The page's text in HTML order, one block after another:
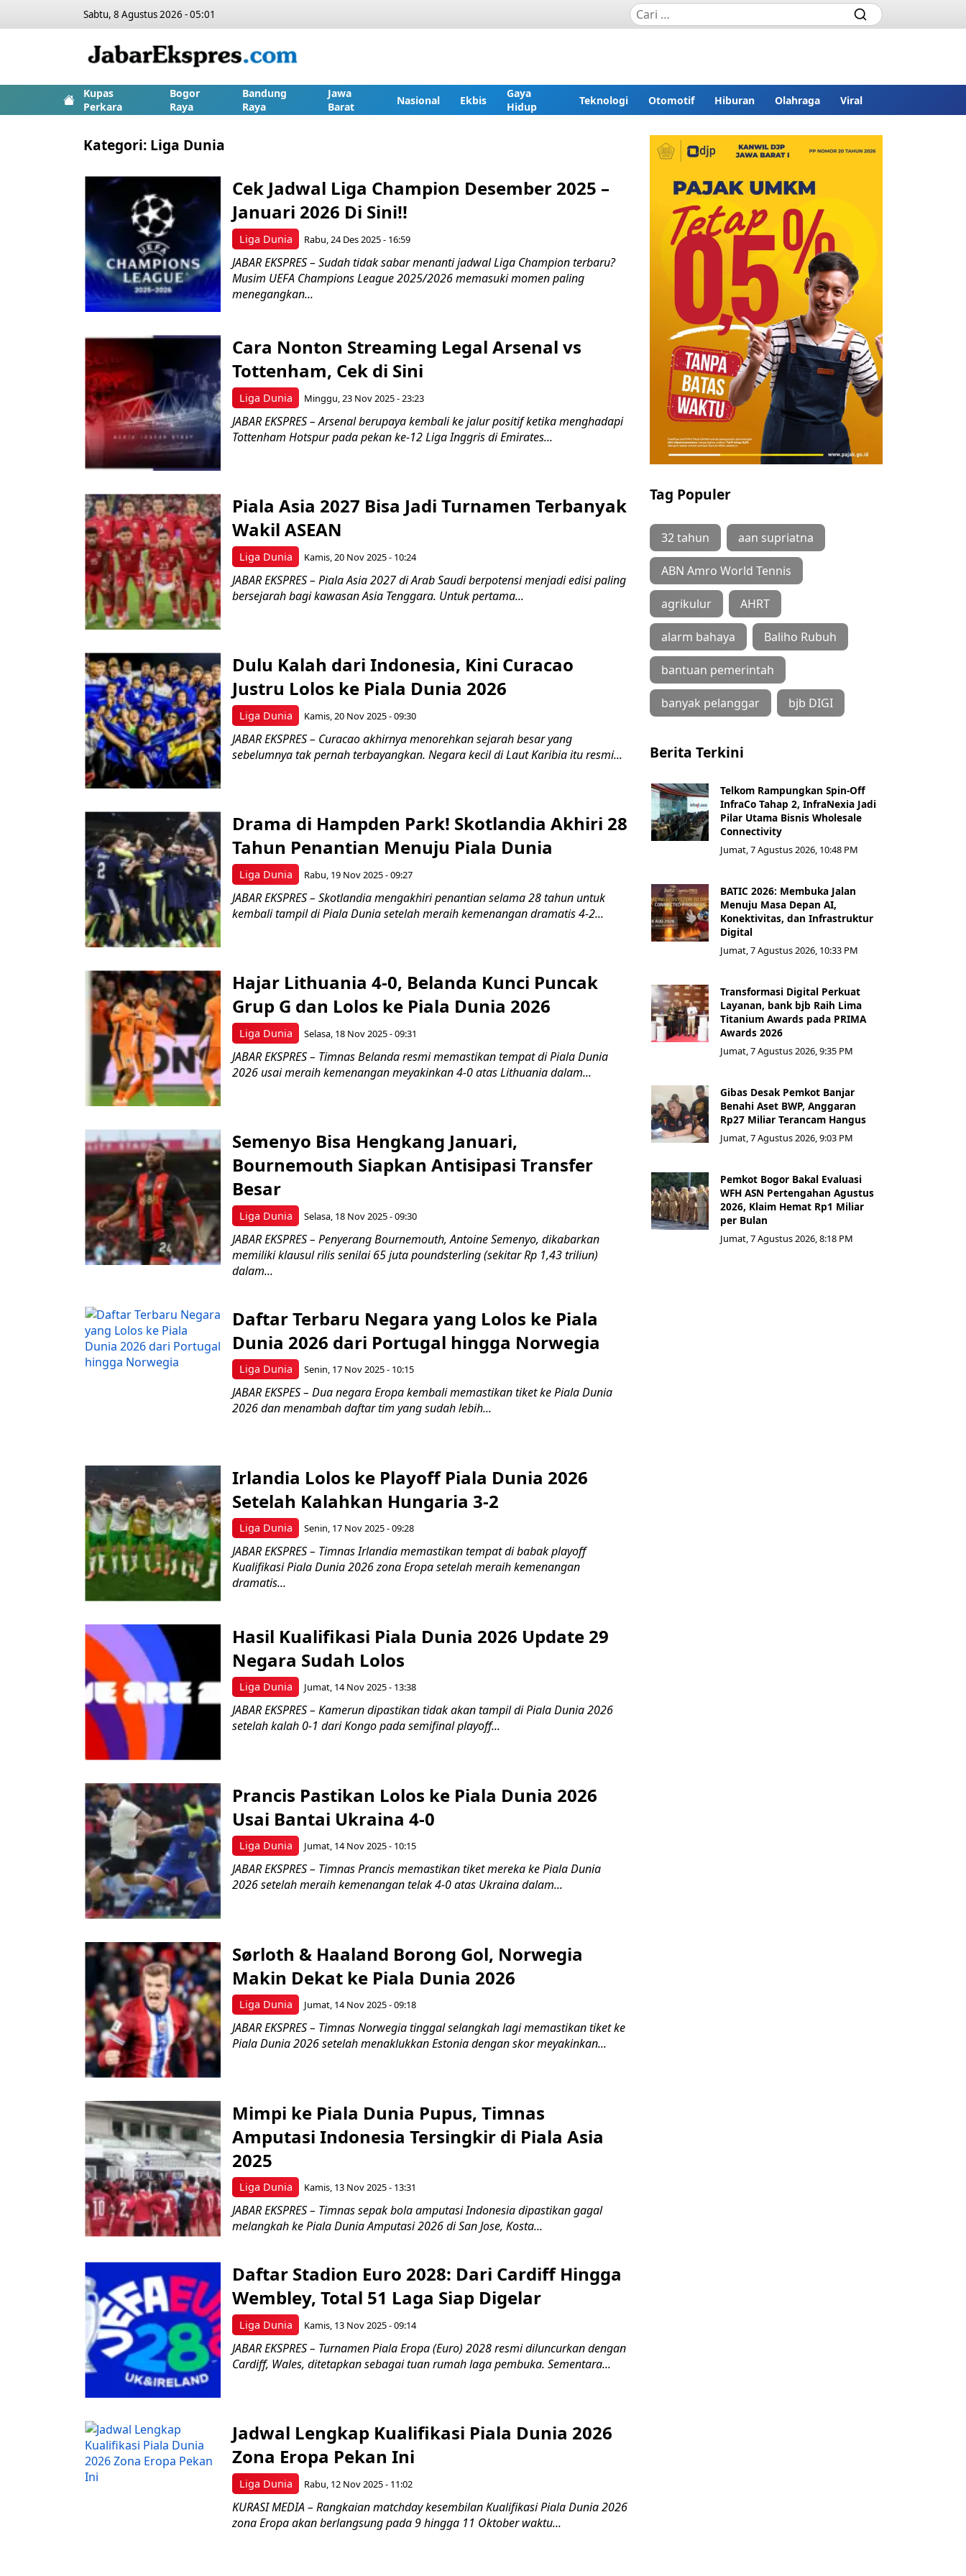
Sabtu, 8 Agustus 2026 - 05:01
Kupas
Perkara
Bogor
Raya
Bandung
Raya
Jawa
Barat
Nasional Ekbis
Gaya
Hidup
Teknologi Otomotif Hiburan Olahraga Viral
Kategori: Liga Dunia
Liga Dunia
Cek Jadwal Liga Champion Desember 2025 –
Januari 2026 Di Sini!!
Rabu, 24 Des 2025 - 16:59
JABAR EKSPRES – Sudah tidak sabar menanti jadwal Liga Champion terbaru?
Musim UEFA Champions League 2025/2026 memasuki momen paling
menegangkan...
Liga Dunia
Cara Nonton Streaming Legal Arsenal vs
Tottenham, Cek di Sini
Minggu, 23 Nov 2025 - 23:23
JABAR EKSPRES – Arsenal berupaya kembali ke jalur positif ketika menghadapi
Tottenham Hotspur pada pekan ke-12 Liga Inggris di Emirates...
Liga Dunia
Piala Asia 2027 Bisa Jadi Turnamen Terbanyak
Wakil ASEAN
Kamis, 20 Nov 2025 - 10:24
JABAR EKSPRES – Piala Asia 2027 di Arab Saudi berpotensi menjadi edisi paling
bersejarah bagi kawasan Asia Tenggara. Untuk pertama...
Liga Dunia
Dulu Kalah dari Indonesia, Kini Curacao
Justru Lolos ke Piala Dunia 2026
Kamis, 20 Nov 2025 - 09:30
JABAR EKSPRES – Curacao akhirnya menorehkan sejarah besar yang
sebelumnya tak pernah terbayangkan. Negara kecil di Laut Karibia itu resmi...
Liga Dunia
Drama di Hampden Park! Skotlandia Akhiri 28
Tahun Penantian Menuju Piala Dunia
Rabu, 19 Nov 2025 - 09:27
JABAR EKSPRES – Skotlandia mengakhiri penantian selama 28 tahun untuk
kembali tampil di Piala Dunia setelah meraih kemenangan dramatis 4-2...
Liga Dunia
Hajar Lithuania 4-0, Belanda Kunci Puncak
Grup G dan Lolos ke Piala Dunia 2026
Selasa, 18 Nov 2025 - 09:31
JABAR EKSPRES – Timnas Belanda resmi memastikan tempat di Piala Dunia
2026 usai meraih kemenangan meyakinkan 4-0 atas Lithuania dalam...
Liga Dunia
Semenyo Bisa Hengkang Januari,
Bournemouth Siapkan Antisipasi Transfer
Besar
Selasa, 18 Nov 2025 - 09:30
JABAR EKSPRES – Penyerang Bournemouth, Antoine Semenyo, dikabarkan
memiliki klausul rilis senilai 65 juta poundsterling (sekitar Rp 1,43 triliun)
dalam...
Liga Dunia
Daftar Terbaru Negara yang Lolos ke Piala
Dunia 2026 dari Portugal hingga Norwegia
Senin, 17 Nov 2025 - 10:15
JABAR EKSPES – Dua negara Eropa kembali memastikan tiket ke Piala Dunia
2026 dan menambah daftar tim yang sudah lebih...
Liga Dunia
Irlandia Lolos ke Playoff Piala Dunia 2026
Setelah Kalahkan Hungaria 3-2
Senin, 17 Nov 2025 - 09:28
JABAR EKSPRES – Timnas Irlandia memastikan tempat di babak playoff
Kualifikasi Piala Dunia 2026 zona Eropa setelah meraih kemenangan
dramatis...
Liga Dunia
Hasil Kualifikasi Piala Dunia 2026 Update 29
Negara Sudah Lolos
Jumat, 14 Nov 2025 - 13:38
JABAR EKSPRES – Kamerun dipastikan tidak akan tampil di Piala Dunia 2026
setelah kalah 0-1 dari Kongo pada semifinal playoff...
Liga Dunia
Prancis Pastikan Lolos ke Piala Dunia 2026
Usai Bantai Ukraina 4-0
Jumat, 14 Nov 2025 - 10:15
JABAR EKSPRES – Timnas Prancis memastikan tiket mereka ke Piala Dunia
2026 setelah meraih kemenangan telak 4-0 atas Ukraina dalam...
Liga Dunia
Sørloth & Haaland Borong Gol, Norwegia
Makin Dekat ke Piala Dunia 2026
Jumat, 14 Nov 2025 - 09:18
JABAR EKSPRES – Timnas Norwegia tinggal selangkah lagi memastikan tiket ke
Piala Dunia 2026 setelah menaklukkan Estonia dengan skor meyakinkan...
Liga Dunia
Mimpi ke Piala Dunia Pupus, Timnas
Amputasi Indonesia Tersingkir di Piala Asia
2025
Kamis, 13 Nov 2025 - 13:31
JABAR EKSPRES – Timnas sepak bola amputasi Indonesia dipastikan gagal
melangkah ke Piala Dunia Amputasi 2026 di San Jose, Kosta...
Liga Dunia
Daftar Stadion Euro 2028: Dari Cardiff Hingga
Wembley, Total 51 Laga Siap Digelar
Kamis, 13 Nov 2025 - 09:14
JABAR EKSPRES – Turnamen Piala Eropa (Euro) 2028 resmi diluncurkan dengan
Cardiff, Wales, ditetapkan sebagai tuan rumah laga pembuka. Sementara...
Liga Dunia
Jadwal Lengkap Kualifikasi Piala Dunia 2026
Zona Eropa Pekan Ini
Rabu, 12 Nov 2025 - 11:02
KURASI MEDIA – Rangkaian matchday kesembilan Kualifikasi Piala Dunia 2026
zona Eropa akan berlangsung pada 9 hingga 11 Oktober waktu...
Tag Populer
32 tahun aan supriatna
ABN Amro World Tennis
agrikulur AHRT
alarm bahaya Baliho Rubuh
bantuan pemerintah
banyak pelanggar bjb DIGI
Berita Terkini
Telkom Rampungkan Spin-Off
InfraCo Tahap 2, InfraNexia Jadi
Pilar Utama Bisnis Wholesale
Connectivity
Jumat, 7 Agustus 2026, 10:48 PM
BATIC 2026: Membuka Jalan
Menuju Masa Depan AI,
Konektivitas, dan Infrastruktur
Digital
Jumat, 7 Agustus 2026, 10:33 PM
Transformasi Digital Perkuat
Layanan, bank bjb Raih Lima
Titanium Awards pada PRIMA
Awards 2026
Jumat, 7 Agustus 2026, 9:35 PM
Gibas Desak Pemkot Banjar
Benahi Aset BWP, Anggaran
Rp27 Miliar Terancam Hangus
Jumat, 7 Agustus 2026, 9:03 PM
Pemkot Bogor Bakal Evaluasi
WFH ASN Pertengahan Agustus
2026, Klaim Hemat Rp1 Miliar
per Bulan
Jumat, 7 Agustus 2026, 8:18 PM